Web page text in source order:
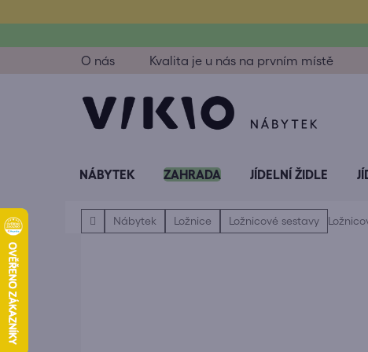
na
O nás
Kvalita je u nás na prvním místě
NÁBYTEK ZAHRADA JÍDELNÍ ŽIDLE
DomůNábytek Ložnice Ložnicové sestavy